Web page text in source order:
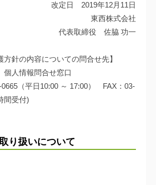
改定日 2019年12月11日
東西株式会社
代表取締役 佐脇 功一
方針の内容についての問合せ先】
人情報問合せ窓口
0665（平日10:00 ～ 17:00） FAX：03-
間受付)
り扱いについて